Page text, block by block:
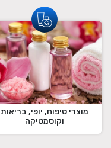
מוצרי טיפוח, יופי, בריאות
וקוסמטיקה